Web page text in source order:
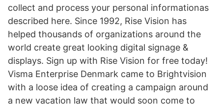
collect and process your personal informationas
described here. Since 1992, Rise Vision has
helped thousands of organizations around the
world create great looking digital signage &
displays. Sign up with Rise Vision for free today!
Visma Enterprise Denmark came to Brightvision
with a loose idea of creating a campaign around
a new vacation law that would soon come to